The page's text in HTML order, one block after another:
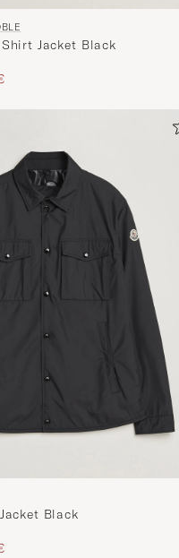
Jacket Black
Preis
Black
Preis